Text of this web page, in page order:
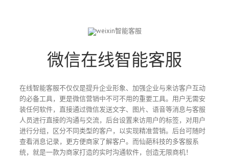
微信在线智能客服
在线智能客服不仅仅是提升企业形象、加强企业与来访客户互动
的必备工具，更是微信营销中不可不用的重要工具。用户无需安
装任何软件，直接通过微信发送文字、图片、语音等消息与客服
人员进行直接的沟通与交流，后台设置来访用户的标签，对用户
进行分组，区分不同类型的客户，以实现精准营销。后台可随时
查看消息记录，更方便商家了解客户。而仙葩科技的多客服系
统，就是一款为商家打造的实时沟通软件，创造无限商机！